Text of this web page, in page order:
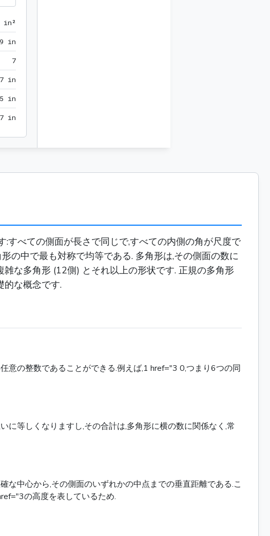
in²
9 in
77
7 in
5 in
7 in
すべての側面が長さで同じで,すべての内側の角が尺度で
の中で最も対称で均等である. 多角形は,その側面の数に
な多角形 (12側) とそれ以上の形状です. 正規の多角形
的な概念です.
意の整数であることができる.例えば,1 href="3 0,つまり6つの同
等しくなりますし,その合計は,多角形に横の数に関係なく,常
な中心から,その側面のいずれかの中点までの垂直距離である.こ
の高度を表しているため.